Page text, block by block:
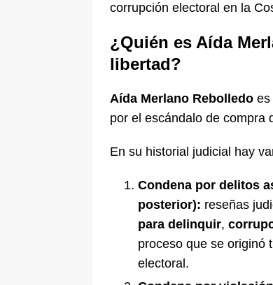
corrupción electoral en la
¿Quién es Aída
libertad?
Aída Merlano Rebolledo es
por el escándalo de compra
En su historial judicial hay
Condena por delitos
posterior): reseñas
para delinquir,
proceso que se originó
electoral.